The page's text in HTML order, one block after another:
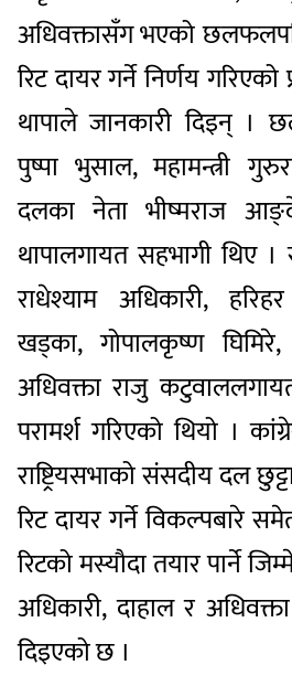
अधिवक्तासँग भएको
रिट दायर गर्ने निर्णय
थापाले जानकारी दिइन् ।
पुष्पा भुसाल, महामन्त्री
दलका नेता भीष्मराज
थापालगायत सहभागी थिए ।
राधेश्याम अधिकारी,
खड्का, गोपालकृष्ण
अधिवक्ता राजु
परामर्श गरिएको थियो ।
राष्ट्रियसभाको संसदीय दल
रिट दायर गर्ने विकल्पबारे
रिटको मस्यौदा तयार पार्ने
अधिकारी, दाहाल र
दिइएको छ ।